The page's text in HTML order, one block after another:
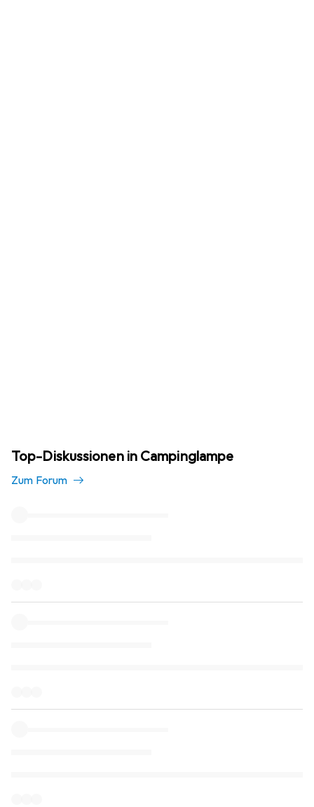
Top-Diskussionen in Campinglampe
Zum Forum